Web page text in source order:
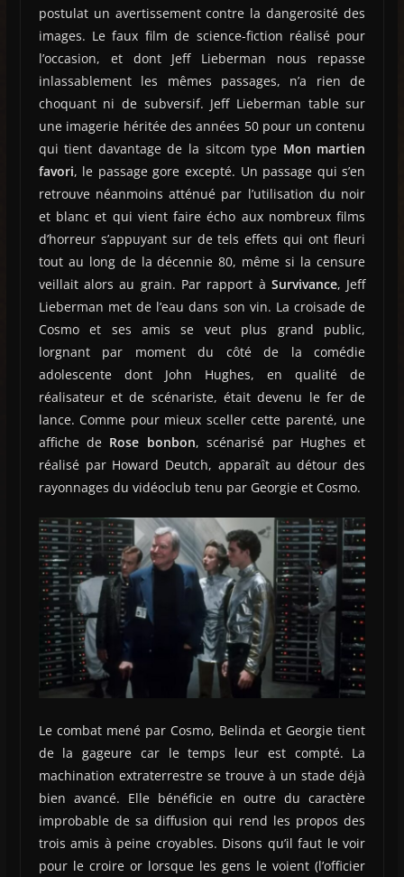
postulat un avertissement contre la dangerosité des
images. Le faux film de science-fiction réalisé pour
l’occasion, et dont Jeff Lieberman nous repasse
inlassablement les mêmes passages, n’a rien de
choquant ni de subversif. Jeff Lieberman table sur
une imagerie héritée des années 50 pour un contenu
qui tient davantage de la sitcom type Mon martien
favori, le passage gore excepté. Un passage qui s’en
retrouve néanmoins atténué par l’utilisation du noir
et blanc et qui vient faire écho aux nombreux films
d’horreur s’appuyant sur de tels effets qui ont fleuri
tout au long de la décennie 80, même si la censure
veillait alors au grain. Par rapport à Survivance, Jeff
Lieberman met de l’eau dans son vin. La croisade de
Cosmo et ses amis se veut plus grand public,
lorgnant par moment du côté de la comédie
adolescente dont John Hughes, en qualité de
réalisateur et de scénariste, était devenu le fer de
lance. Comme pour mieux sceller cette parenté, une
affiche de Rose bonbon, scénarisé par Hughes et
réalisé par Howard Deutch, apparaît au détour des
rayonnages du vidéoclub tenu par Georgie et Cosmo.
Le combat mené par Cosmo, Belinda et Georgie tient
de la gageure car le temps leur est compté. La
machination extraterrestre se trouve à un stade déjà
bien avancé. Elle bénéficie en outre du caractère
improbable de sa diffusion qui rend les propos des
trois amis à peine croyables. Disons qu’il faut le voir
pour le croire or lorsque les gens le voient (l’officier